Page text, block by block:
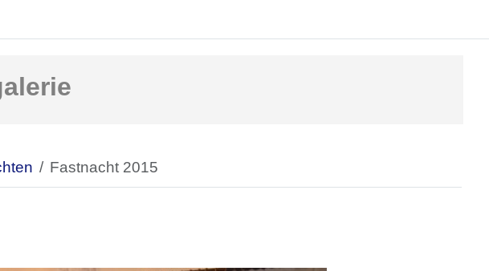
Fastnacht 2015